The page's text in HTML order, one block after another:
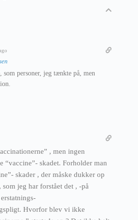
personer, jeg tænkte på, men
, men ingen
“vaccine”- skadet. Forholder man
skader , der måske dukker op
jeg har forstået det , -på
Hvorfor blev vi ikke